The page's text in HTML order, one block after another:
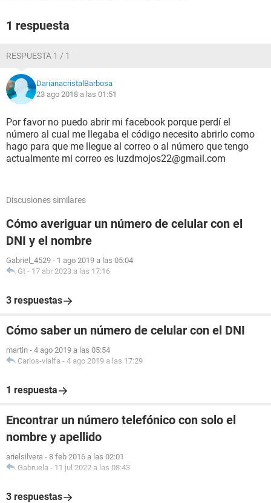
1 respuesta
RESPUESTA 1 / 1
DarianacristalBarbosa
23 ago 2018 a las 01:51
Por favor no puedo abrir mi facebook porque perdí el
número al cual me llegaba el código necesito abrirlo como
hago para que me llegue al correo o al número que tengo
actualmente mi correo es luzdmojos22@gmail.com
Discusiones similares
Cómo averiguar un número de celular con el
DNI y el nombre
Gabriel_4529 - 1 ago 2019 a las 05:04
Gt - 17 abr 2023 a las 17:16
3 respuestas
Cómo saber un número de celular con el DNI
martin - 4 ago 2019 a las 05:54
Carlos-vialfa - 4 ago 2019 a las 17:29
1 respuesta
Encontrar un número telefónico con solo el
nombre y apellido
arielsilvera - 8 feb 2016 a las 02:01
Gabruela - 11 jul 2022 a las 08:43
3 respuestas